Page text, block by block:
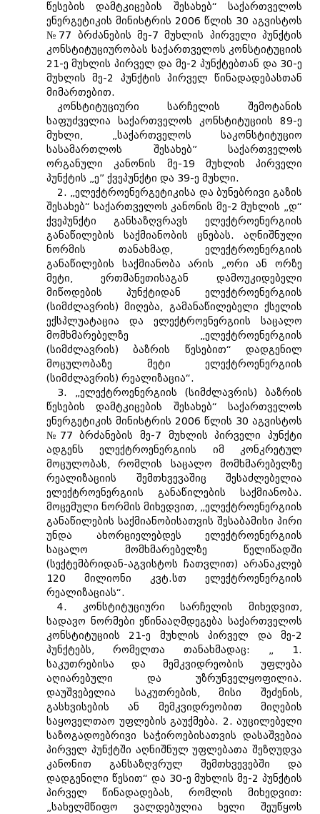
წესების დამტკიცების შესახებ“ საქართველოს
ენერგეტიკის მინისტრის 2006 წლის 30 აგვისტოს
№77 ბრძანების მე-7 მუხლის პირველი პუნქტის
კონსტიტუციურობას საქართველოს კონსტიტუციის
21-ე მუხლის პირველ და მე-2 პუნქტებთან და 30-ე
მუხლის მე-2 პუნქტის პირველ წინადადებასთან
მიმართებით.
კონსტიტუციური სარჩელის შემოტანის
საფუძველია საქართველოს კონსტიტუციის 89-ე
მუხლი, „საქართველოს საკონსტიტუციო
სასამართლოს შესახებ” საქართველოს
ორგანული კანონის მე-19 მუხლის პირველი
პუნქტის „ე” ქვეპუნქტი და 39-ე მუხლი.
2. „ელექტროენერგეტიკისა და ბუნებრივი გაზის
შესახებ“ საქართველოს კანონის მე-2 მუხლის „დ“
ქვეპუნქტი განსაზღვრავს ელექტროენერგიის
განაწილების საქმიანობის ცნებას. აღნიშნული
ნორმის თანახმად, ელექტროენერგიის
განაწილების საქმიანობა არის „ორი ან ორზე
მეტი, ერთმანეთისაგან დამოუკიდებელი
მიწოდების პუნქტიდან ელექტროენერგიის
(სიმძლავრის) მიღება, გამანაწილებელი ქსელის
ექსპლუატაცია და ელექტროენერგიის საცალო
მომხმარებელზე „ელექტროენერგიის
(სიმძლავრის) ბაზრის წესებით“ დადგენილ
მოცულობაზე მეტი ელექტროენერგიის
(სიმძლავრის) რეალიზაცია“.
3. „ელექტროენერგიის (სიმძლავრის) ბაზრის
წესების დამტკიცების შესახებ“ საქართველოს
ენერგეტიკის მინისტრის 2006 წლის 30 აგვისტოს
№77 ბრძანების მე-7 მუხლის პირველი პუნქტი
ადგენს ელექტროენერგიის იმ კონკრეტულ
მოცულობას, რომლის საცალო მომხმარებელზე
რეალიზაციის შემთხვევაშიც შესაძლებელია
ელექტროენერგიის განაწილების საქმიანობა.
მოცემული ნორმის მიხედვით, „ელექტროენერგიის
განაწილების საქმიანობისათვის შესაბამისი პირი
უნდა ახორციელებდეს ელექტროენერგიის
საცალო მომხმარებელზე წელიწადში
(სექტემბრიდან-აგვისტოს ჩათვლით) არანაკლებ
120 მილიონი კვტ.სთ ელექტროენერგიის
რეალიზაციას“.
4. კონსტიტუციური სარჩელის მიხედვით,
სადავო ნორმები ეწინააღმდეგება საქართველოს
კონსტიტუციის 21-ე მუხლის პირველ და მე-2
პუნქტებს, რომელთა თანახმადაც: „ 1.
საკუთრებისა და მემკვიდრეობის უფლება
აღიარებული და უზრუნველყოფილია.
დაუშვებელია საკუთრების, მისი შეძენის,
გასხვისების ან მემკვიდრეობით მიღების
საყოველთაო უფლების გაუქმება. 2. აუცილებელი
საზოგადოებრივი საჭიროებისათვის დასაშვებია
პირველ პუნქტში აღნიშნულ უფლებათა შეზღუდვა
კანონით განსაზღვრულ შემთხვევებში და
დადგენილი წესით“ და 30-ე მუხლის მე-2 პუნქტის
პირველ წინადადებას, რომლის მიხედვით:
„სახელმწიფო ვალდებულია ხელი შეუწყოს